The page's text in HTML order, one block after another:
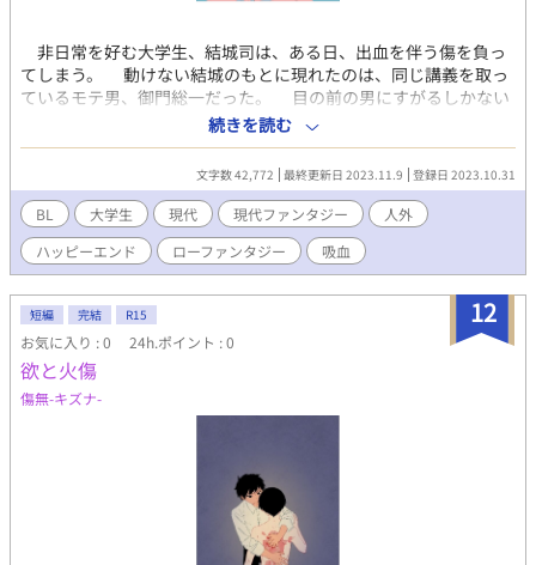
非日常を好む大学生、結城司は、ある日、出血を伴う傷を負っ
てしまう。 動けない結城のもとに現れたのは、同じ講義を取っ
ているモテ男、御門総一だった。 目の前の男にすがるしかない
結城は、御門に助けを求めるが、御門は微笑み、なぜか結城の傷
口に口づける。 理解出来ない行為の中、意識を手離す結城。
気づくと自室のベッドで、傍らには友人の智哉がいた。 あの出
来事は夢だったのか。御門に説明を求める結城。 すると御門か
ら、自身の正体について明かされ―― 平凡な日常生活から非日
常の世界に足を踏み入れる。人外ロー・ファンタジーＢＬ。 ※
途中、攻めが他の人と体を重ねた過去についての話や、３Ｐっぽ
い要素も出てきます。 表紙イラスト/ノーコピーライトガール（ノ
ーコピーライトメンズ）
続きを読む
文字数 42,772 最終更新日 2023.11.9 登録日 2023.10.31
BL 大学生 現代 現代ファンタジー
人外
ハッピーエンド
ローファンタジー 吸血
12
短編 完結 R15
お気に入り : 0 24h.ポイント : 0
欲と火傷
傷無-キズナ-